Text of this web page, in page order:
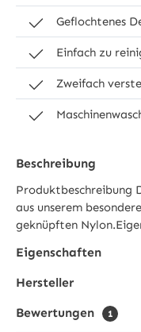
Geflochtenes
Einfach zu
Zweifach
Beschreibung
Produktbeschreibung
aus unserem
geknüpften
Eigenschaften
Hersteller
Bewertungen
1